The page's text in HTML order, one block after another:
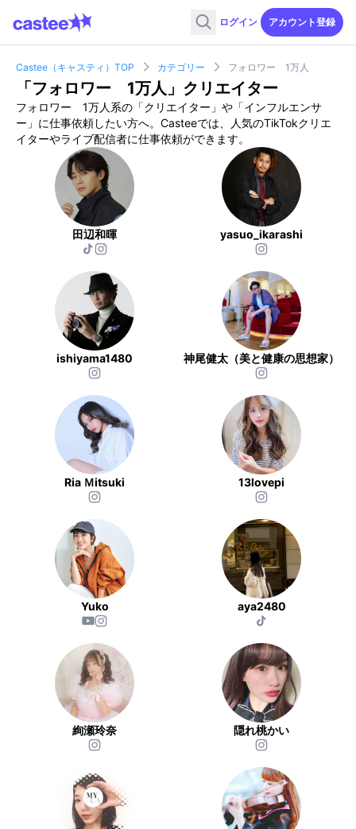
ログイン アカウント登録
Castee（キャスティ）TOP カテゴリー フォロワー 1万人
「フォロワー 1万人 」クリエイター
フォロワー 1万人 系の「クリエイター」や「インフルエンサ
ー」に仕事依頼したい方へ。Casteeでは、人気のTikTokクリエ
イターやライブ配信者に仕事依頼ができます。
田辺和暉 yasuo_ikarashi
ishiyama1480 神尾健太（美と健康の思想家）
Ria Ｍitsuki 13lovepi
Yuko aya2480
絢瀬玲奈 隠れ桃かい